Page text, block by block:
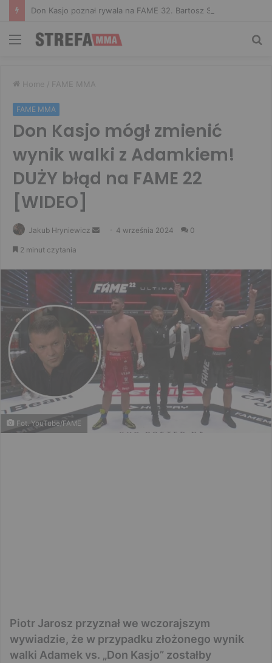
Menu
Home / FAME MMA
FAME MMA
Don Kasjo mógł zmienić
wynik walki z Adamkiem!
DUŻY błąd na FAME 22
[WIDEO]
Jakub Hryniewicz
Send 4 września 2024 0
2 minut czytania
Fot. YouTube/FAME
Piotr Jarosz przyznał we wczorajszym
wywiadzie, że w przypadku złożonego wynik
walki Adamek vs. „Don Kasjo” zostałby